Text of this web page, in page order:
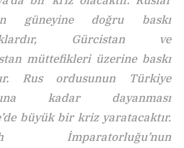
güneyine doğru baskı
Gürcistan ve
müttefikleri üzerine baskı
Rus ordusunun Türkiye
kadar dayanması
büyük bir kriz yaratacaktır.
İmparatorluğu’nun